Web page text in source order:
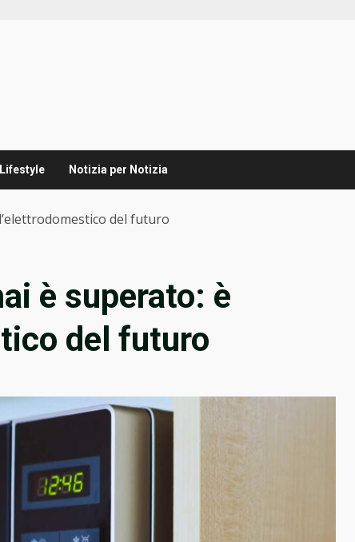
Lifestyle Notizia per Notizia
del futuro
è superato: è
del futuro